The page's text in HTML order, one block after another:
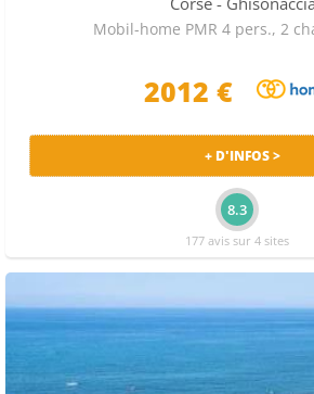
Mobil-home PMR 4 pers., 2
2012 €
+ D'INFOS >
8.3
177 avis sur 4 sites